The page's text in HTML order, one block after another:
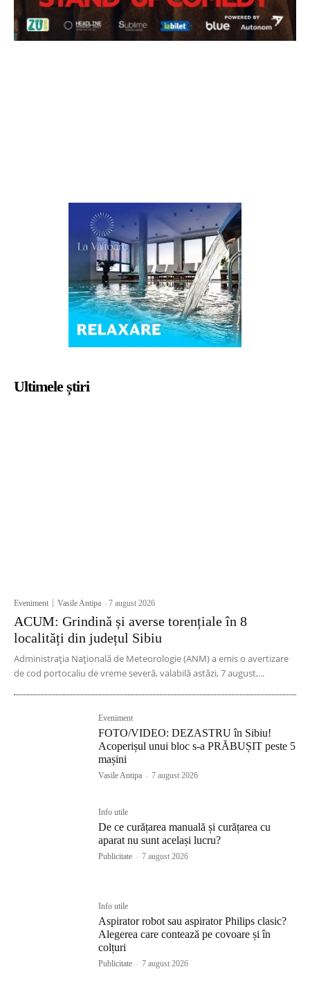
Ultimele știri
Eveniment Vasile Antipa -7 august 2026
ACUM: Grindină și averse torențiale în 8
localități din județul Sibiu
Administrația Națională de Meteorologie (ANM) a emis o avertizare
de cod portocaliu de vreme severă, valabilă astăzi, 7 august,...
Eveniment
FOTO/VIDEO: DEZASTRU în Sibiu!
Acoperișul unui bloc s-a PRĂBUȘIT peste 5
mașini
Vasile Antipa - 7 august 2026
Info utile
De ce curățarea manuală și curățarea cu
aparat nu sunt același lucru?
Publicitate - 7 august 2026
Info utile
Aspirator robot sau aspirator Philips clasic?
Alegerea care contează pe covoare și în
colțuri
Publicitate - 7 august 2026